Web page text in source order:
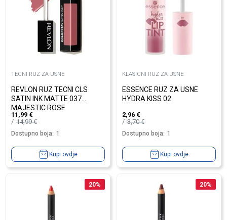
TECNI RUZ ZA USNE
REVLON RUZ TECNI CLS
SATIN INK MATTE 037
MAJESTIC ROSE
11,99 €
14,99€
Dostupno boja: 1
Kupi ovdje
KLASICNI RUZ ZA USNE
ESSENCE RUZ ZA USNE
HYDRA KISS 02
2,96 €
3,70€
Dostupno boja: 1
Kupi ovdje
20% 20%